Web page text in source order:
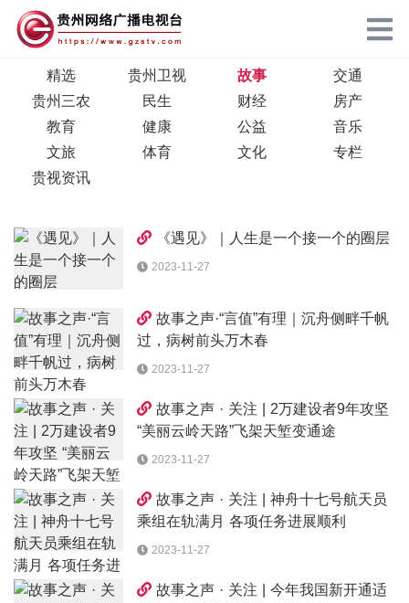
精选 贵州卫视 故事
交通
贵州三农
民生 财经
房产
教育
健康 公益
音乐
文旅
体育 文化
专栏
贵视资讯
《遇见》｜人生是一个接一个的圈层
2023-11-27
故事之声·“言值”有理｜沉舟侧畔千帆
过，病树前头万木春
2023-11-27
故事之声 · 关注 | 2万建设者9年攻坚
“美丽云岭天路”飞架天堑变通途
2023-11-27
故事之声 · 关注 | 神舟十七号航天员
乘组在轨满月 各项任务进展顺利
2023-11-27
故事之声 · 关注 | 今年我国新开通适